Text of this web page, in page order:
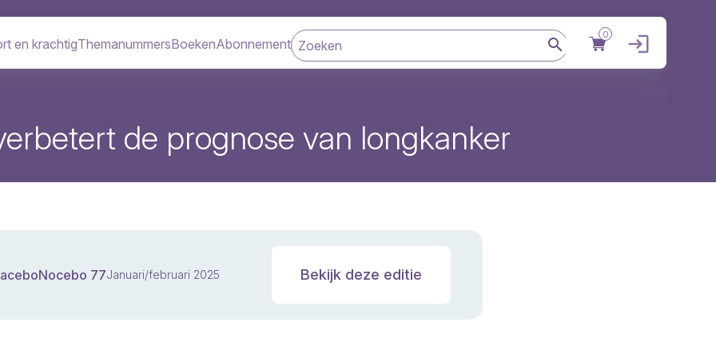
0
en krachtigThemanummersBoekenAbonnement
de prognose van longkanker
77Januari/februari 2025 Bekijk deze editie